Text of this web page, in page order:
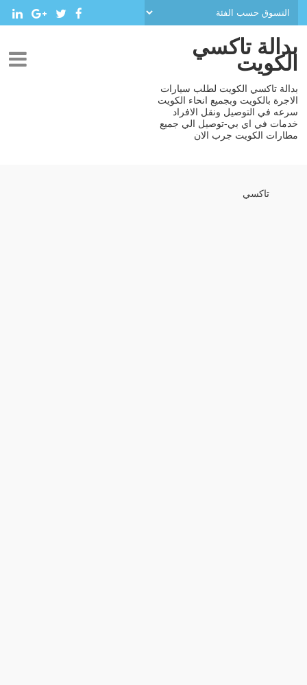
بدالة تاكسي
الكويت
بدالة تاكسي الكويت لطلب سيارات
الاجرة بالكويت وبجميع انحاء الكويت
سرعه في التوصيل ونقل الافراد
خدمات في اي بي-توصيل الي جميع
مطارات الكويت جرب الان
تاكسي